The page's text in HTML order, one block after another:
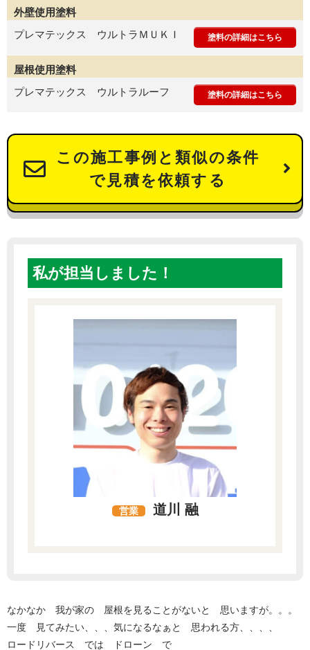
外壁使用塗料
プレマテックス ウルトラＭＵＫＩ
塗料の詳細はこちら
屋根使用塗料
プレマテックス ウルトラルーフ
塗料の詳細はこちら
この施工事例と類似の条件
で見積を依頼する
私が担当しました！
営業 道川 融
なかなか 我が家の 屋根を見ることがないと 思いますが。。。
一度 見てみたい、、、気になるなぁと 思われる方、、、、
ロードリバース では ドローン で